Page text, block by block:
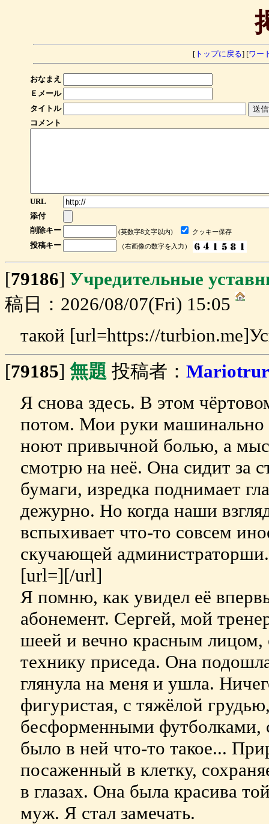
[ トップに戻る] [ワー
おなまえ
Ｅメール
タイトル
コメント
URL
添付
削除キー
(英数字8文字以内) クッキー保存
投稿キー （右画像の数字を入力）
[79186] Учредительные
稿日：2026/08/07(Fri) 15:05
такой [url=https://
[79185] 無題 投稿者：
Я снова здесь. В этом
потом. Мои руки машинально
ноют привычной болью, а
смотрю на неё. Она сидит за
бумаги, изредка поднимает
дежурно. Но когда наши
вспыхивает что-то совсем
скучающей
[url=][/url]
Я помню, как увидел её
абонемент. Сергей, мой
шеей и вечно красным лицом,
технику приседа. Она
глянула на меня и ушла.
фигуристая, с тяжёлой
бесформенными
было в ней что-то такое...
посаженный в клетку,
в глазах. Она была красива
муж. Я стал замечать.